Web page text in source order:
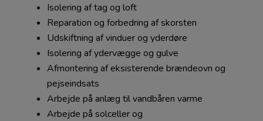
Isolering af tag og loft
Reparation og forbedring af skorsten
Udskiftning af vinduer og yderdøre
Isolering af ydervægge og gulve
Afmontering af eksisterende brændeovn og
pejseindsats
Arbejde på anlæg til vandbåren varme
Arbejde på solceller og